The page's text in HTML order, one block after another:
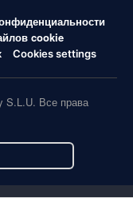
cookie
Cookies settings
S.L.U. Все права